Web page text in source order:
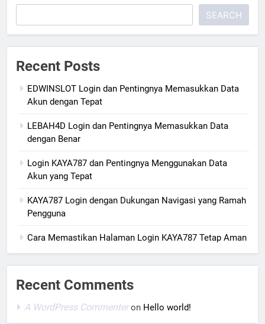
SEARCH
Recent Posts
EDWINSLOT Login dan Pentingnya Memasukkan Data
Akun dengan Tepat
LEBAH4D Login dan Pentingnya Memasukkan Data
dengan Benar
Login KAYA787 dan Pentingnya Menggunakan Data
Akun yang Tepat
KAYA787 Login dengan Dukungan Navigasi yang Ramah
Pengguna
Cara Memastikan Halaman Login KAYA787 Tetap Aman
Recent Comments
A WordPress Commenteron Hello world!